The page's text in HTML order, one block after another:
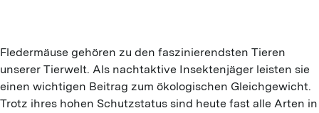
Fledermäuse gehören zu den faszinierendsten Tieren
unserer Tierwelt. Als nachtaktive Insektenjäger leisten sie
einen wichtigen Beitrag zum ökologischen Gleichgewicht.
Trotz ihres hohen Schutzstatus sind heute fast alle Arten in